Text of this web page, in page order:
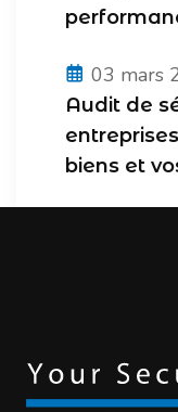
03 mars
Audit de
biens et